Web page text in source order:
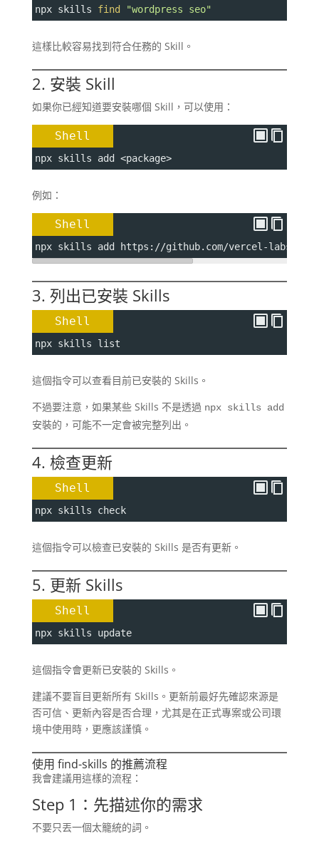
npx skills find "wordpress seo"
這樣比較容易找到符合任務的 Skill。
2. 安裝 Skill
如果你已經知道要安裝哪個 Skill，可以使用：
Shell
npx skills add <package>
例如：
Shell
npx skills add https://github.com/vercel-labs/
3. 列出已安裝 Skills
Shell
npx skills list
這個指令可以查看目前已安裝的 Skills。
不過要注意，如果某些 Skills 不是透過 npx skills add
安裝的，可能不一定會被完整列出。
4. 檢查更新
Shell
npx skills check
這個指令可以檢查已安裝的 Skills 是否有更新。
5. 更新 Skills
Shell
npx skills update
這個指令會更新已安裝的 Skills。
建議不要盲目更新所有 Skills。更新前最好先確認來源是
否可信、更新內容是否合理，尤其是在正式專案或公司環
境中使用時，更應該謹慎。
使用 find-skills 的推薦流程
我會建議用這樣的流程：
Step 1：先描述你的需求
不要只丟一個太籠統的詞。